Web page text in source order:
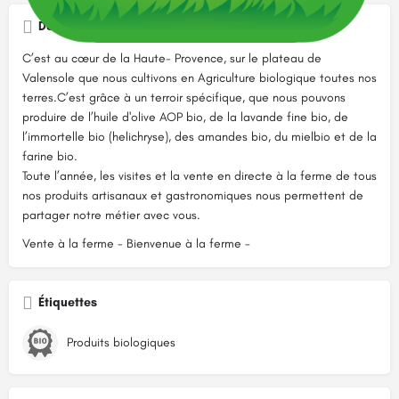
Description
C’est au cœur de la Haute- Provence, sur le plateau de
Valensole que nous cultivons en Agriculture biologique toutes nos
terres.C’est grâce à un terroir spécifique, que nous pouvons
produire de l’huile d'olive AOP bio, de la lavande fine bio, de
l’immortelle bio (helichryse), des amandes bio, du mielbio et de la
farine bio.
Toute l’année, les visites et la vente en directe à la ferme de tous
nos produits artisanaux et gastronomiques nous permettent de
partager notre métier avec vous.
Vente à la ferme - Bienvenue à la ferme -
Étiquettes
Produits biologiques